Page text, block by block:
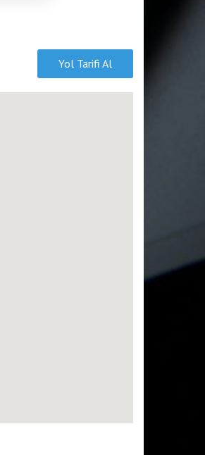
Yol Tarifi Al